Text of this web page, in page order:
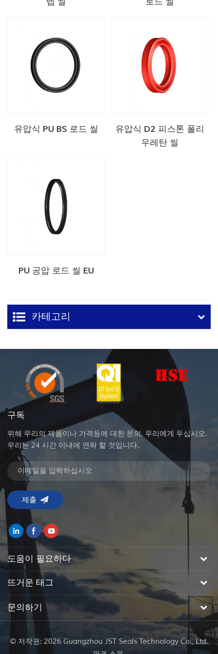
유압식 PU BS 로드 씰
유압식 D2 피스톤 폴리
우레탄 씰
PU 공압 로드 씰 EU
카테고리
구독
위해 우리의 제품이나 가격등에 대한 문의, 우리에게 두십시오.
우리는 24 시간 이내에 연락 할 것입니다.
도움이 필요하다
뜨거운 태그
문의하기
© 저작권: 2026 Guangzhou JST Seals Technology Co., Ltd.